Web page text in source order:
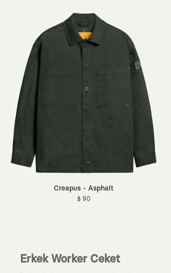
Creapus - Asphalt
$ 90
Erkek Worker Ceket